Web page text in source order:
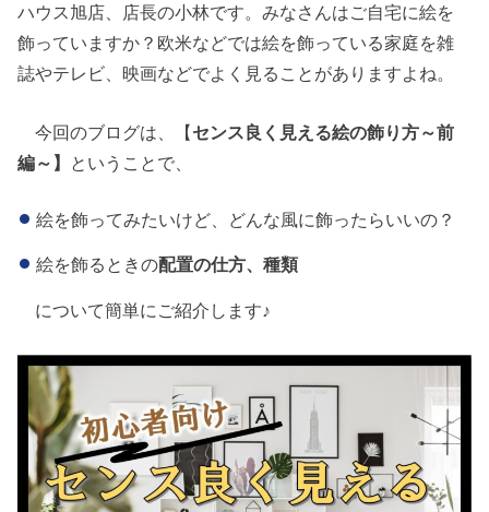
ハウス旭店、店長の小林です。みなさんはご自宅に絵を
飾っていますか？欧米などでは絵を飾っている家庭を雑
誌やテレビ、映画などでよく見ることがありますよね。
今回のブログは、【センス良く見える絵の飾り方～前
編～】 ということで、
絵を飾ってみたいけど、どんな風に飾ったらいいの？
絵を飾るときの配置の仕方、種類
について簡単にご紹介します♪